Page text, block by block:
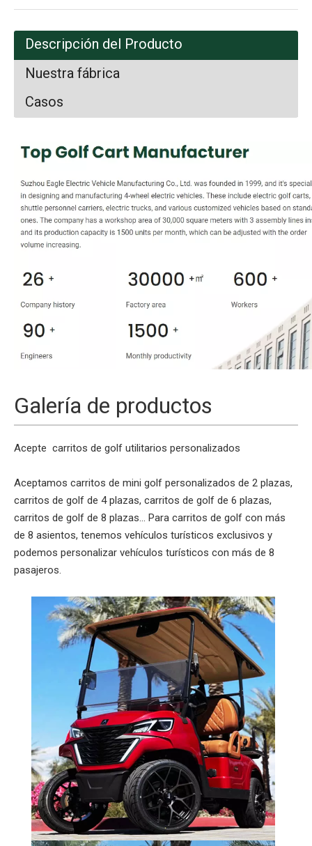
Descripción del Producto
Nuestra fábrica
Casos
Galería de productos
Acepte carritos de golf utilitarios personalizados
Aceptamos carritos de mini golf personalizados de 2 plazas,
carritos de golf de 4 plazas, carritos de golf de 6 plazas,
carritos de golf de 8 plazas... Para carritos de golf con más
de 8 asientos, tenemos vehículos turísticos exclusivos y
podemos personalizar vehículos turísticos con más de 8
pasajeros.